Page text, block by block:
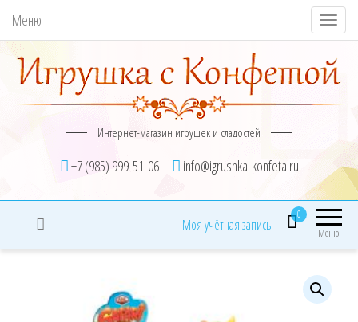
Меню
П
о
к
ь
/
С
ы
Интернет-магазин игрушек и сладостей
+7 (985) 999-51-06 info@igrushka-konfeta.ru
Меню
0
Моя учётная запись